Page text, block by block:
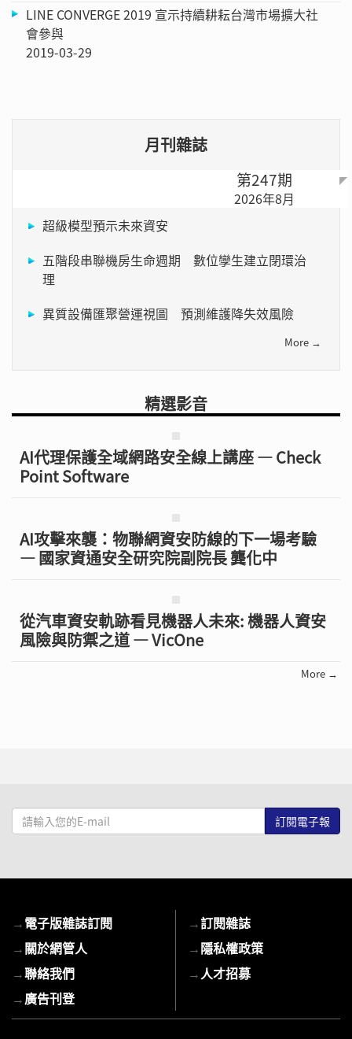
LINE CONVERGE 2019 宣示持續耕耘台灣市場擴大社
會參與
2019-03-29
月刊雜誌
第247期
2026年8月
超級模型預示未來資安
五階段串聯機房生命週期 數位孿生建立閉環治
理
異質設備匯聚營運視圖 預測維護降失效風險
More →
精選影音
AI代理保護全域網路安全線上講座 — Check
Point Software
AI攻擊來襲：物聯網資安防線的下一場考驗
— 國家資通安全研究院副院長 龔化中
從汽車資安軌跡看見機器人未來: 機器人資安
風險與防禦之道 — VicOne
More →
請
輸
mail
→電子版雜誌訂閱
→關於網管人
→聯絡我們
→廣告刊登
→訂閱雜誌
→隱私權政策
→ 人才招募